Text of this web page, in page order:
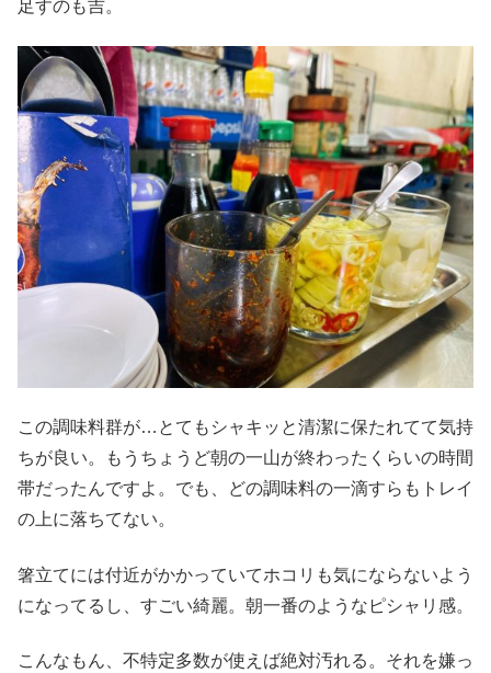
足すのも吉。
この調味料群が…とてもシャキッと清潔に保たれてて気持
ちが良い。もうちょうど朝の一山が終わったくらいの時間
帯だったんですよ。でも、どの調味料の一滴すらもトレイ
の上に落ちてない。
箸立てには付近がかかっていてホコリも気にならないよう
になってるし、すごい綺麗。朝一番のようなピシャリ感。
こんなもん、不特定多数が使えば絶対汚れる。それを嫌っ